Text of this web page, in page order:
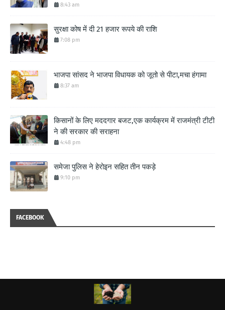
8:43 am
सुरक्षा कोष में दी 21 हजार रूपये की राशि
7:08 pm
भाजपा सांसद ने भाजपा विधायक को जूतो से पीटा,मचा हंगामा
8:37 am
किसानों के लिए मददगार बजट,एक कार्यक्रम में राजमंत्री टीटी
ने की सरकार की सराहना
4:48 pm
समेजा पुलिस ने हेरोइन सहित तीन पकड़े
9:10 pm
FACEBOOK